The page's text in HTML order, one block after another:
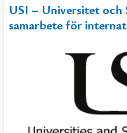
USI – Universitet och
samarbete för